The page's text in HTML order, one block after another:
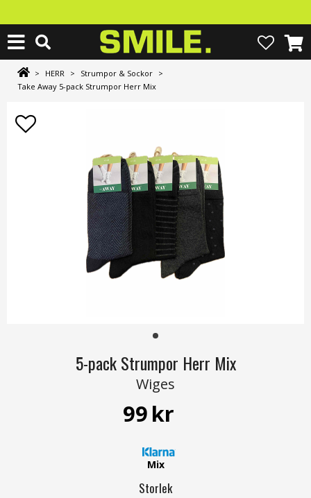
> HERR > Strumpor & Sockor >
Take Away 5-pack Strumpor Herr Mix
5-pack Strumpor Herr Mix
Wiges
99kr
Mix
Storlek